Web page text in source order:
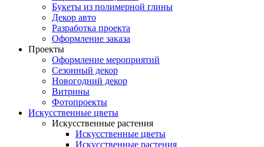
Букеты из полимерной глины
Декор авто
Разработка проекта
Оформление заказа
Проекты
Оформление мероприятий
Сезонный декор
Новогодний декор
Витрины
Фотопроекты
Искусственные цветы
Искусственные растения
Искусственные цветы
Искусственные растения